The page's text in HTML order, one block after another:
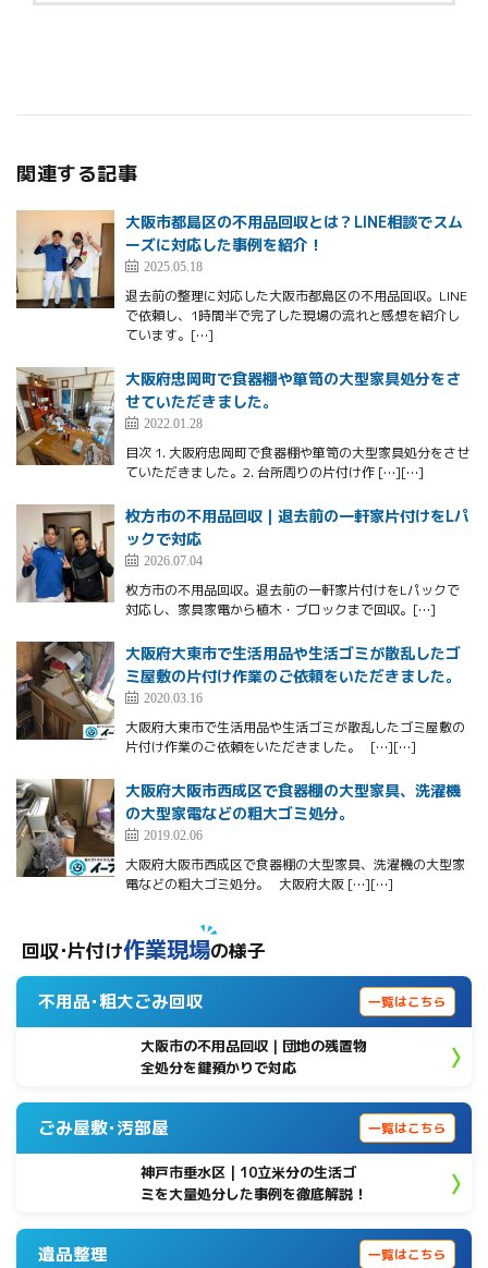
関連する記事
大阪市都島区の不用品回収とは？LINE相談でスム
ーズに対応した事例を紹介！
2025.05.18
退去前の整理に対応した大阪市都島区の不用品回収。LINE
で依頼し、1時間半で完了した現場の流れと感想を紹介し
ています。[…]
大阪府忠岡町で食器棚や箪笥の大型家具処分をさ
せていただきました。
2022.01.28
目次 1. 大阪府忠岡町で食器棚や箪笥の大型家具処分をさせ
ていただきました。2. 台所周りの片付け作 […][…]
枚方市の不用品回収｜退去前の一軒家片付けをLパ
ックで対応
2026.07.04
枚方市の不用品回収。退去前の一軒家片付けをLパックで
対応し、家具家電から植木・ブロックまで回収。[…]
大阪府大東市で生活用品や生活ゴミが散乱したゴ
ミ屋敷の片付け作業のご依頼をいただきました。
2020.03.16
大阪府大東市で生活用品や生活ゴミが散乱したゴミ屋敷の
片付け作業のご依頼をいただきました。 […][…]
大阪府大阪市西成区で食器棚の大型家具、洗濯機
の大型家電などの粗大ゴミ処分。
2019.02.06
大阪府大阪市西成区で食器棚の大型家具、洗濯機の大型家
電などの粗大ゴミ処分。 大阪府大阪 […][…]
回収･片付け作業現場の様子
不用品･粗大ごみ回収 一覧はこちら
大阪市の不用品回収｜団地の残置物
全処分を鍵預かりで対応
ごみ屋敷･汚部屋 一覧はこちら
神戸市垂水区 | 10立米分の生活ゴ
ミを大量処分した事例を徹底解説！
遺品整理 一覧はこちら